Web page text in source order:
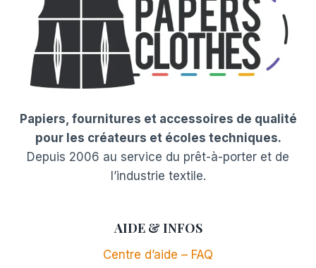
Papiers, fournitures et accessoires de qualité
pour les créateurs et écoles techniques.
Depuis 2006 au service du prêt-à-porter et de
l’industrie textile.
AIDE & INFOS
Centre d’aide – FAQ